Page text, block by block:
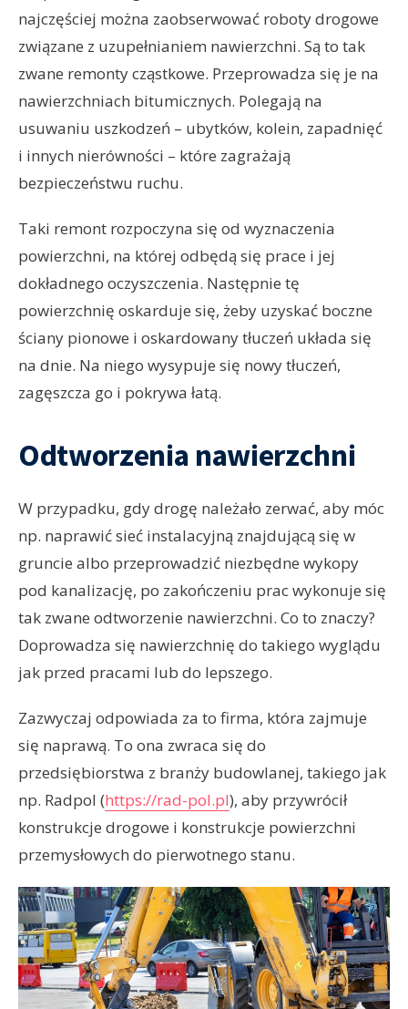
najczęściej można zaobserwować roboty drogowe
związane z uzupełnianiem nawierzchni. Są to tak
zwane remonty cząstkowe. Przeprowadza się je na
nawierzchniach bitumicznych. Polegają na
usuwaniu uszkodzeń – ubytków, kolein, zapadnięć
i innych nierówności – które zagrażają
bezpieczeństwu ruchu.
Taki remont rozpoczyna się od wyznaczenia
powierzchni, na której odbędą się prace i jej
dokładnego oczyszczenia. Następnie tę
powierzchnię oskarduje się, żeby uzyskać boczne
ściany pionowe i oskardowany tłuczeń układa się
na dnie. Na niego wysypuje się nowy tłuczeń,
zagęszcza go i pokrywa łatą.
Odtworzenia nawierzchni
W przypadku, gdy drogę należało zerwać, aby móc
np. naprawić sieć instalacyjną znajdującą się w
gruncie albo przeprowadzić niezbędne wykopy
pod kanalizację, po zakończeniu prac wykonuje się
tak zwane odtworzenie nawierzchni. Co to znaczy?
Doprowadza się nawierzchnię do takiego wyglądu
jak przed pracami lub do lepszego.
Zazwyczaj odpowiada za to firma, która zajmuje
się naprawą. To ona zwraca się do
przedsiębiorstwa z branży budowlanej, takiego jak
np. Radpol (https://rad-pol.pl), aby przywrócił
konstrukcje drogowe i konstrukcje powierzchni
przemysłowych do pierwotnego stanu.